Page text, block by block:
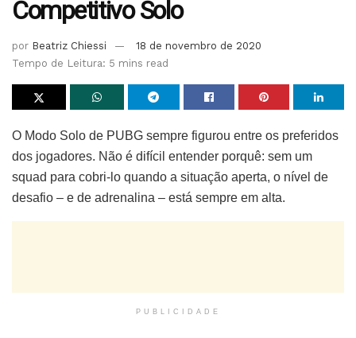
Competitivo Solo
por Beatriz Chiessi
18 de novembro de 2020
Tempo de Leitura: 5 mins read
O Modo Solo de PUBG sempre figurou entre os preferidos
dos jogadores. Não é difícil entender porquê: sem um
squad para cobri-lo quando a situação aperta, o nível de
desafio – e de adrenalina – está sempre em alta.
PUBLICIDADE